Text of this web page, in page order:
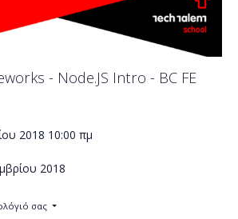
- Node.JS Intro - BC FE
2018 10:00 πμ
2018
σας